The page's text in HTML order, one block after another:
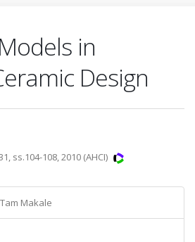
in
Design
ss.104-108, 2010 (AHCI)
Makale